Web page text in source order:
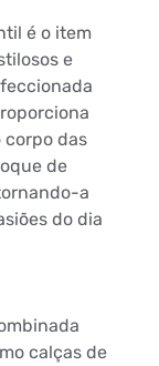
é o item
e
corpo das
de
a
do dia
calças de